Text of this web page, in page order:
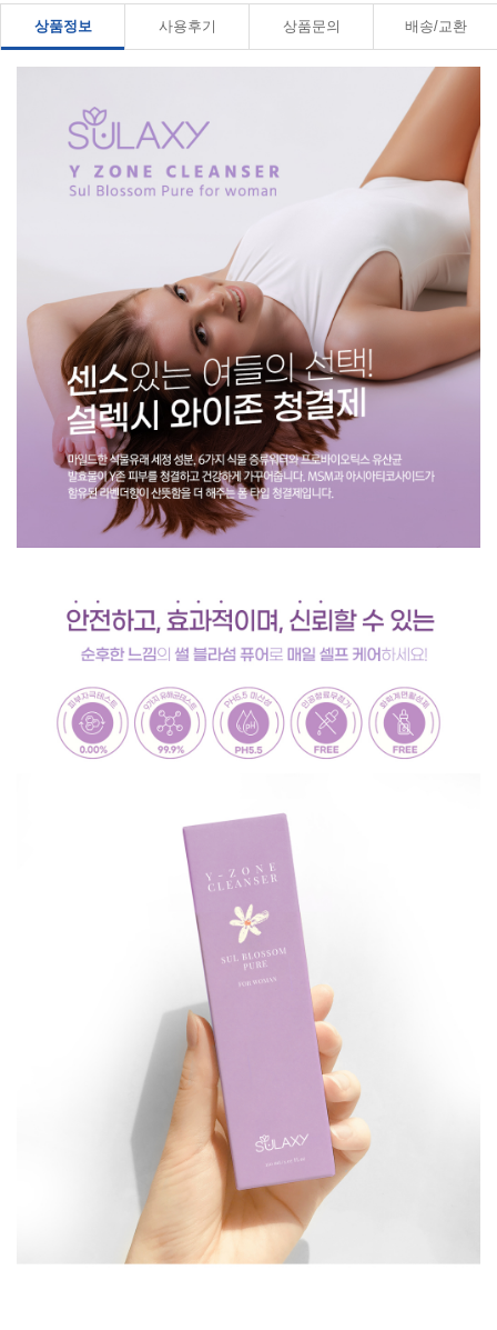
상품정보 사용후기 상품문의 배송/교환